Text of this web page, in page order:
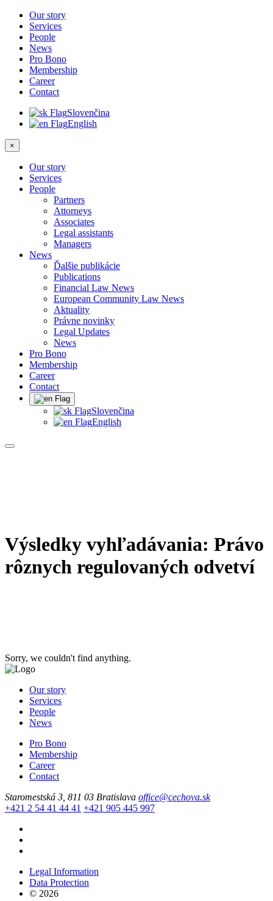
Our story
Services
People
News
Pro Bono
Membership
Career
Contact
Slovenčina
English
×
Our story
Services
People
Partners
Attorneys
Associates
Legal assistants
Managers
News
Ďalšie publikácie
Publications
Financial Law News
European Community Law News
Aktuality
Právne novinky
Legal Updates
News
Pro Bono
Membership
Career
Contact
Slovenčina
English
Výsledky vyhľadávania: Právo
rôznych regulovaných odvetví
Sorry, we couldn't find anything.
Our story
Services
People
News
Pro Bono
Membership
Career
Contact
Staromestská 3, 811 03 Bratislava office@cechova.sk
+421 2 54 41 44 41 +421 905 445 997
Legal Information
Data Protection
© 2026